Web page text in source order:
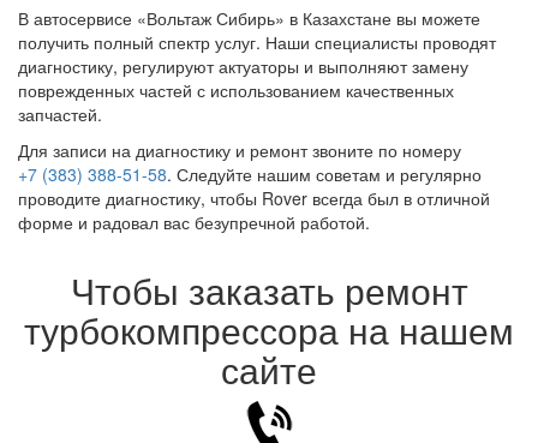
В автосервисе «Вольтаж Сибирь» в Казахстане вы можете
получить полный спектр услуг. Наши специалисты проводят
диагностику, регулируют актуаторы и выполняют замену
поврежденных частей с использованием качественных
запчастей.
Для записи на диагностику и ремонт звоните по номеру
+7 (383) 388-51-58. Следуйте нашим советам и регулярно
проводите диагностику, чтобы Rover всегда был в отличной
форме и радовал вас безупречной работой.
Чтобы заказать ремонт
турбокомпрессора на нашем
сайте